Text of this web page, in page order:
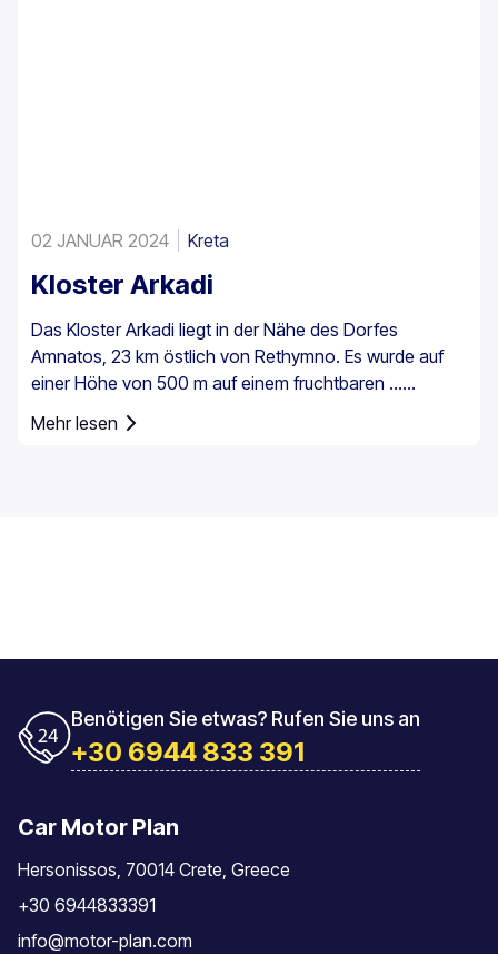
02 JANUAR 2024 Kreta
Kloster Arkadi
Das Kloster Arkadi liegt in der Nähe des Dorfes
Amnatos, 23 km östlich von Rethymno. Es wurde auf
einer Höhe von 500 m auf einem fruchtbaren ...
Mehr lesen
Benötigen Sie etwas? Rufen Sie uns an
+30 6944 833 391
Car Motor Plan
Hersonissos, 70014 Crete, Greece
+30 6944833391
info@motor-plan.com